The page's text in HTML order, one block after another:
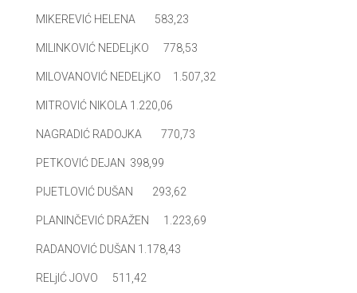
MIKEREVIĆ HELENA 583,23
MILINKOVIĆ NEDELjKO 778,53
MILOVANOVIĆ NEDELjKO 1.507,32
MITROVIĆ NIKOLA 1.220,06
NAGRADIĆ RADOJKA 770,73
PETKOVIĆ DEJAN 398,99
PIJETLOVIĆ DUŠAN 293,62
PLANINČEVIĆ DRAŽEN 1.223,69
RADANOVIĆ DUŠAN 1.178,43
RELjIĆ JOVO 511,42